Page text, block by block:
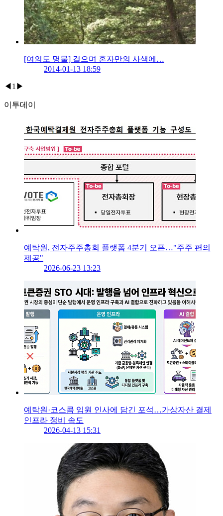
[여의도 명물] 걸으며 혼자만의 사색에…
2014-01-13 18:59
◀ 1 ▶
이투데이
예탁원, 전자주주총회 플랫폼 4분기 오픈…"주주 편의
제공"
2026-06-23 13:23
예탁원·코스콤 임원 인사에 담긴 포석…가상자산 결제
인프라 정비 속도
2026-04-13 15:31